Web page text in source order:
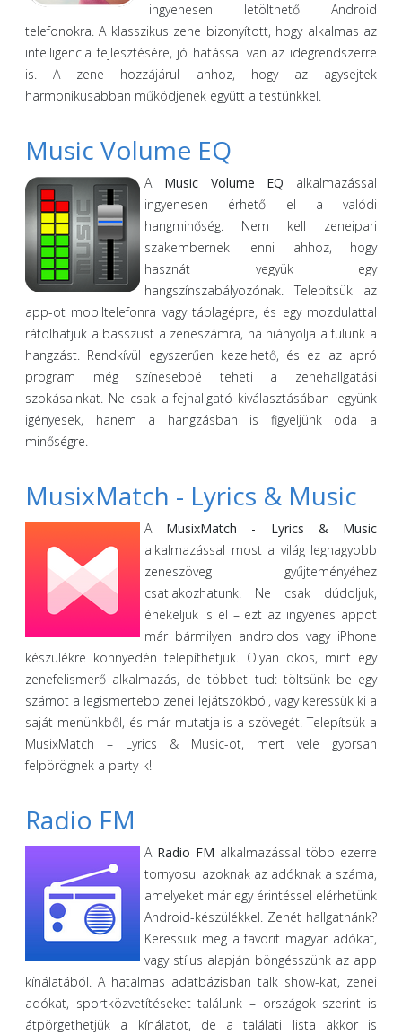
ingyenesen letölthető Android
telefonokra. A klasszikus zene bizonyított, hogy alkalmas az
intelligencia fejlesztésére, jó hatással van az idegrendszerre
is. A zene hozzájárul ahhoz, hogy az agysejtek
harmonikusabban működjenek együtt a testünkkel.
Music Volume EQ
A Music Volume EQ alkalmazással
ingyenesen érhető el a valódi
hangminőség. Nem kell zeneipari
szakembernek lenni ahhoz, hogy
hasznát vegyük egy
hangszínszabályozónak. Telepítsük az
app-ot mobiltelefonra vagy táblagépre, és egy mozdulattal
rátolhatjuk a basszust a zeneszámra, ha hiányolja a fülünk a
hangzást. Rendkívül egyszerűen kezelhető, és ez az apró
program még színesebbé teheti a zenehallgatási
szokásainkat. Ne csak a fejhallgató kiválasztásában legyünk
igényesek, hanem a hangzásban is figyeljünk oda a
minőségre.
MusixMatch - Lyrics & Music
A MusixMatch - Lyrics & Music
alkalmazással most a világ legnagyobb
zeneszöveg gyűjteményéhez
csatlakozhatunk. Ne csak dúdoljuk,
énekeljük is el – ezt az ingyenes appot
már bármilyen androidos vagy iPhone
készülékre könnyedén telepíthetjük. Olyan okos, mint egy
zenefelismerő alkalmazás, de többet tud: töltsünk be egy
számot a legismertebb zenei lejátszókból, vagy keressük ki a
saját menünkből, és már mutatja is a szövegét. Telepítsük a
MusixMatch – Lyrics & Music-ot, mert vele gyorsan
felpörögnek a party-k!
Radio FM
A Radio FM alkalmazással több ezerre
tornyosul azoknak az adóknak a száma,
amelyeket már egy érintéssel elérhetünk
Android-készülékkel. Zenét hallgatnánk?
Keressük meg a favorit magyar adókat,
vagy stílus alapján böngésszünk az app
kínálatából. A hatalmas adatbázisban talk show-kat, zenei
adókat, sportközvetítéseket találunk – országok szerint is
átpörgethetjük a kínálatot, de a találati lista akkor is